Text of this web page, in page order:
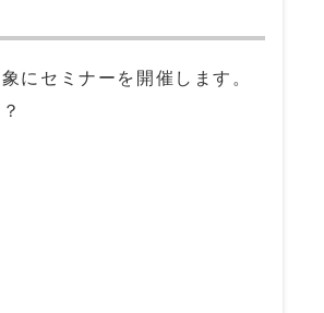
にセミナーを開催します。